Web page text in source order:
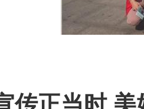
传正当时 美